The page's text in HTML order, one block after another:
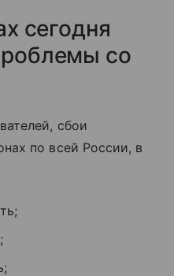
сегодня
со
сбои
по всей России, в